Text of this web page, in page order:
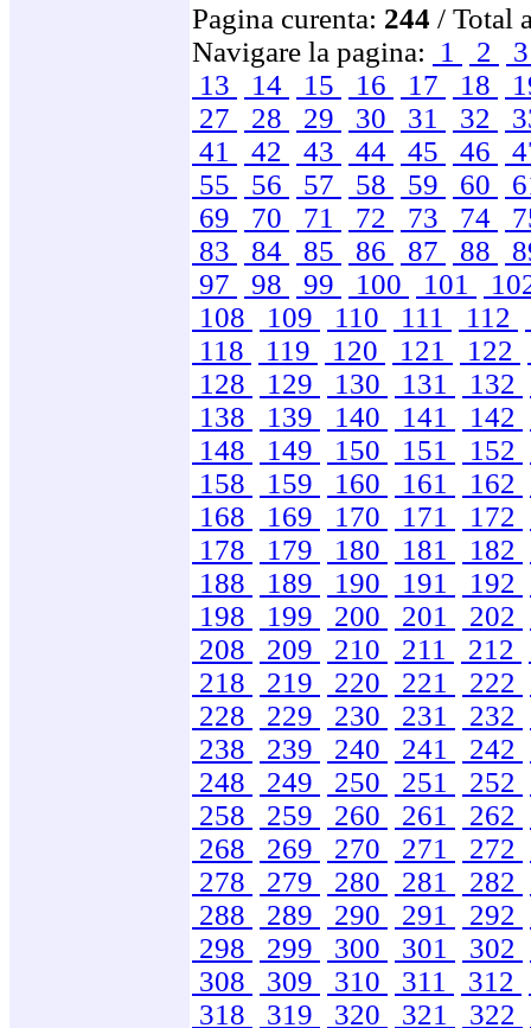
Pagina curenta: 244 / Total
Navigare la pagina: 1 2
13
14 15 16 17 18
27
28 29 30 31 32
41
42 43 44 45 46
55
56 57 58 59 60
69
70 71 72 73 74
83
84 85 86 87 88
97
98 99 100 101
108
109 110 111 112
118
119 120 121 122
128
129 130 131 132
138
139 140 141 142
148
149 150 151 152
158
159 160 161 162
168
169 170 171 172
178
179 180 181 182
188
189 190 191 192
198
199 200 201 202
208
209 210 211 212
218
219 220 221 222
228
229 230 231 232
238
239 240 241 242
248
249 250 251 252
258
259 260 261 262
268
269 270 271 272
278
279 280 281 282
288
289 290 291 292
298
299 300 301 302
308
309 310 311 312
318
319 320 321 322